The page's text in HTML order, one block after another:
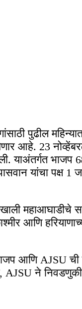
पुढील
आहे. 23
याअंतर्गत
यांचा
आणि
आणि AJSU ची
AJSU ने